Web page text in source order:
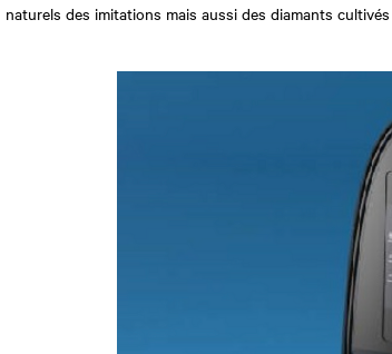
naturels des imitations mais aussi des diamants